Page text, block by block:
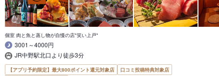
個室 肉と魚と蒸し物が自慢の店"笑い上戸"
3001～4000円
JR中野駅北口より徒歩3分
【アプリ予約限定】最大800ポイント還元対象店
口コミ投稿特典対象店